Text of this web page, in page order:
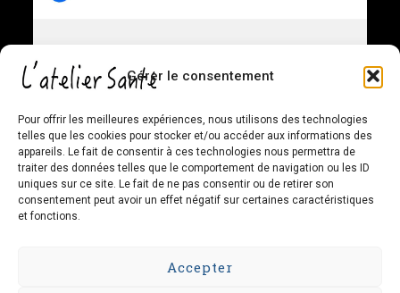
Gérer le consentement
Pour offrir les meilleures expériences, nous utilisons des technologies
telles que les cookies pour stocker et/ou accéder aux informations des
appareils. Le fait de consentir à ces technologies nous permettra de
traiter des données telles que le comportement de navigation ou les ID
uniques sur ce site. Le fait de ne pas consentir ou de retirer son
consentement peut avoir un effet négatif sur certaines caractéristiques
et fonctions.
Accepter
L’atelier Santé – Chiropratique
Cliquez pour accepter les cookies